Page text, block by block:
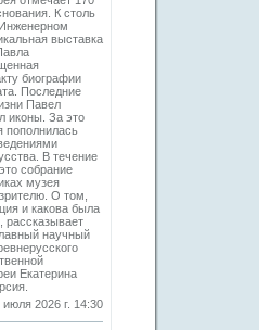
К столь
выставка
биографии
Последние
Павел
иконы. За это
пополнилась
В течение
собрание
музея
О том,
и какова была
рассказывает
научный
Екатерина
июля 2026 г. 14:30